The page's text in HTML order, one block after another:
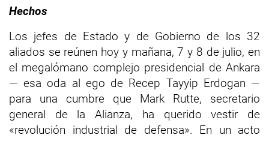
Hechos
Los jefes de Estado y de Gobierno de los 32
aliados se reúnen hoy y mañana, 7 y 8 de julio, en
el megalómano complejo presidencial de Ankara
— esa oda al ego de Recep Tayyip Erdogan —
para una cumbre que Mark Rutte, secretario
general de la Alianza, ha querido vestir de
«revolución industrial de defensa». En un acto